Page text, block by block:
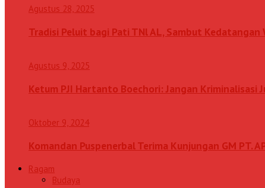
Agustus 28, 2025
Tradisi Peluit bagi Pati TNl AL, Sambut Kedatangan
Agustus 9, 2025
Ketum PJI Hartanto Boechori: Jangan Kriminalisasi
Oktober 9, 2024
Komandan Puspenerbal Terima Kunjungan GM PT.
Ragam
Budaya